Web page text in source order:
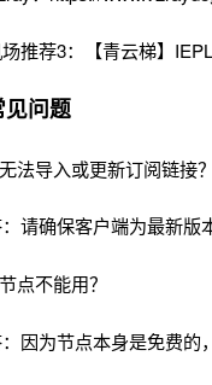
推荐3：【青云梯】
见问题
法导入或更新订阅链接？
请确保客户端为最新版
点不能用？
因为节点本身是免费的